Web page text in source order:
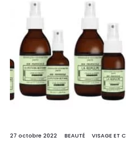
27 octobre 2022 BEAUTÉ VISAGE ET